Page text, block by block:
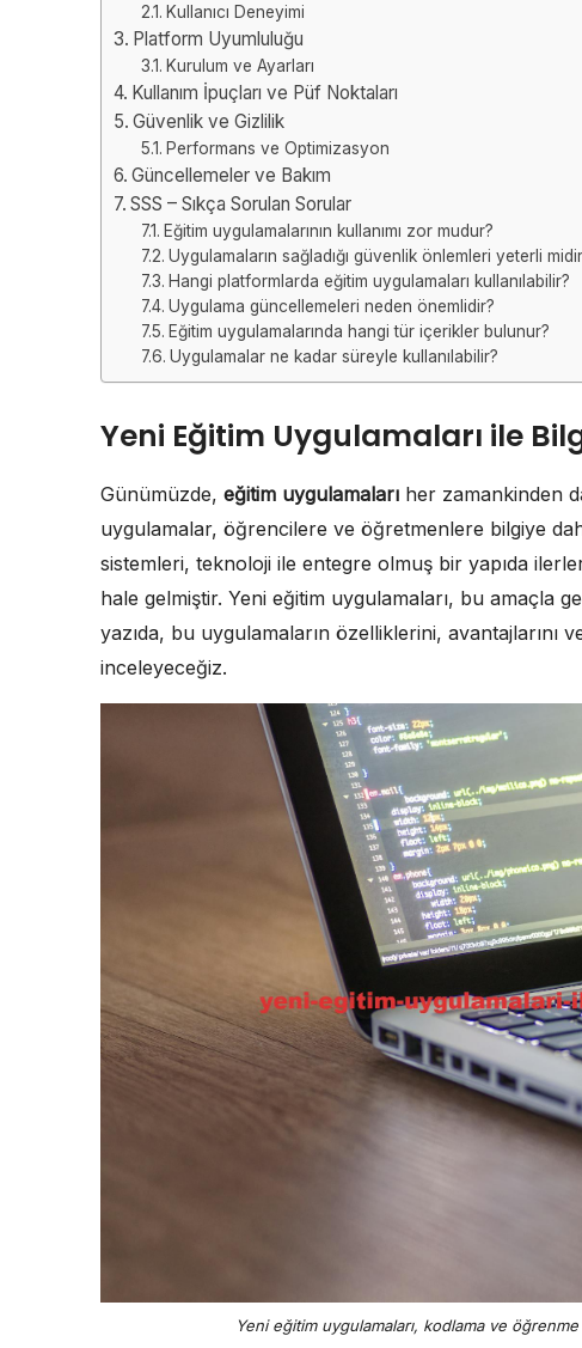
Kullanıcı Deneyimi
Platform Uyumluluğu
Kurulum ve Ayarları
Kullanım İpuçları ve Püf Noktaları
Güvenlik ve Gizlilik
Performans ve Optimizasyon
Güncellemeler ve Bakım
SSS – Sıkça Sorulan Sorular
Eğitim uygulamalarının kullanımı zor mudur?
Uygulamaların sağladığı güvenlik önlemleri yeterli
Hangi platformlarda eğitim uygulamaları kullanılabilir?
Uygulama güncellemeleri neden önemlidir?
Eğitim uygulamalarında hangi tür içerikler bulunur?
Uygulamalar ne kadar süreyle kullanılabilir?
Yeni Eğitim Uygulamaları ile
Günümüzde, eğitim uygulamaları her zamankinden
uygulamalar, öğrencilere ve öğretmenlere bilgiye
sistemleri, teknoloji ile entegre olmuş bir yapıda
hale gelmiştir. Yeni eğitim uygulamaları, bu amaçla
yazıda, bu uygulamaların özelliklerini, avantajlarını
inceleyeceğiz.
Yeni eğitim uygulamaları, kodlama ve